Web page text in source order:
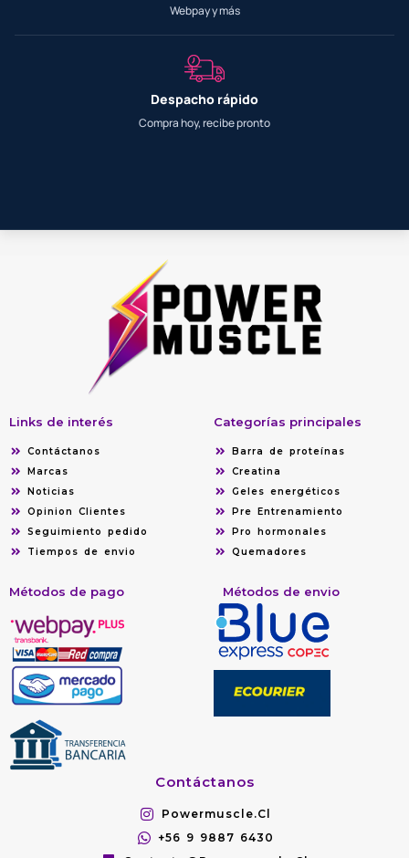
Webpay y más
Despacho rápido
Compra hoy, recibe pronto
Links de interés
Contáctanos
Marcas
Noticias
Opinion Clientes
Seguimiento pedido
Tiempos de envio
Categorías principales
Barra de proteínas
Creatina
Geles energéticos
Pre Entrenamiento
Pro hormonales
Quemadores
Métodos de pago Métodos de envio
Contáctanos
Powermuscle.cl
+56 9 9887 6430